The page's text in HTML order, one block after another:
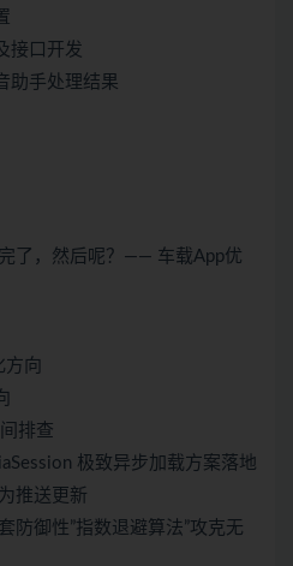
接口开发
助手处理结果
了，然后呢？—— 车载App优
方向
排查
极致异步加载方案落地
推送更新
防御性”指数退避算法”攻克无